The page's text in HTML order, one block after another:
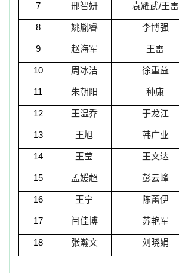
7 邢智妍 袁耀武/王雷
8 姚胤睿 李博强
9 赵海军 王雷
10 周冰洁 徐重益
11 朱朝阳 种康
12 王温乔 于龙江
13 王旭 韩广业
14 王莹 王文达
15 孟媛超 彭云峰
16 王宁 陈蕾伊
17 闫佳博 苏艳军
18 张瀚文 刘晓娟